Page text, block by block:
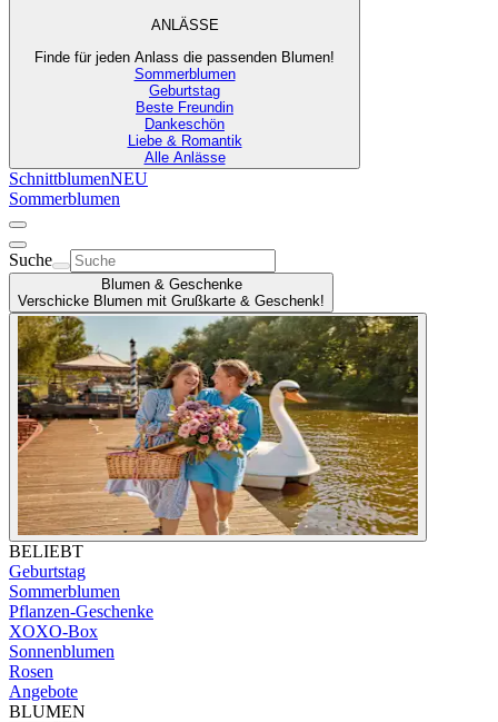
ANLÄSSE
Finde für jeden Anlass die passenden Blumen!
Sommerblumen
Geburtstag
Beste Freundin
Dankeschön
Liebe & Romantik
Alle Anlässe
SchnittblumenNEU
Sommerblumen
Suche
Blumen & Geschenke
Verschicke Blumen mit Grußkarte & Geschenk!
BELIEBT
Geburtstag
Sommerblumen
Pflanzen-Geschenke
XOXO-Box
Sonnenblumen
Rosen
Angebote
BLUMEN